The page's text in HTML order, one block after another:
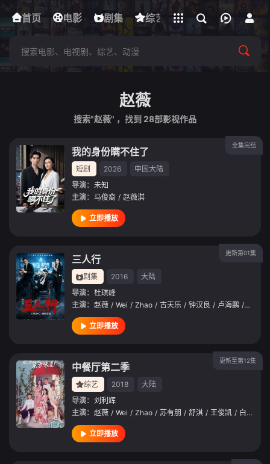
首页 电影 剧集 综艺 动漫 短剧
下载客户端
立即登录
赵薇
搜索"赵薇" ，找到 28部影视作品
全集完结
我的身份瞒不住了
短剧 2026
中国大陆
导演： 未知
主演： 马俊裔 / 赵薇淇
立即播放
更新第01集
三人行
剧集 2016
大陆
导演： 杜琪峰
主演： 赵薇 / Wei / Zhao / 古天乐 / 钟汉良 / 卢海鹏 / 林雪
立即播放
更新至第12集
中餐厅第二季
综艺 2018
大陆
导演： 刘利辉
主演： 赵薇 / Wei / Zhao / 苏有朋 / 舒淇 / 王俊凯 / 白举纲
立即播放